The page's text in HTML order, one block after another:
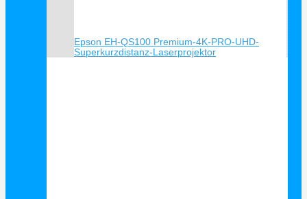
Epson EH-QS100 Premium-4K-PRO-UHD-
Superkurzdistanz-Laserprojektor